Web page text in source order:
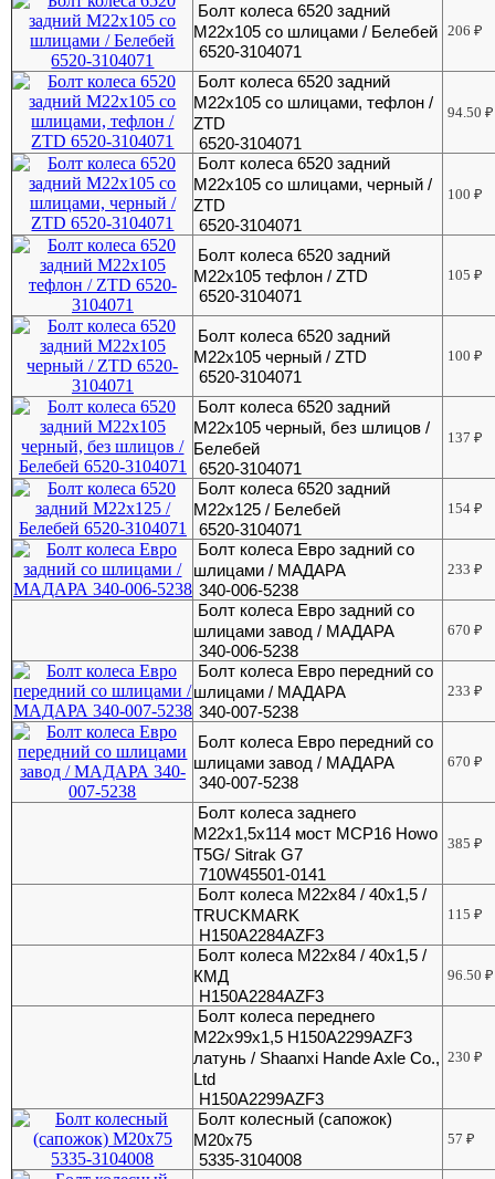
Болт колеса 6520 задний
М22х105 со шлицами / Белебей
6520-3104071
206₽
Болт колеса 6520 задний
М22х105 со шлицами, тефлон /
ZTD
6520-3104071
94.50₽
Болт колеса 6520 задний
М22х105 со шлицами, черный /
ZTD
6520-3104071
100₽
Болт колеса 6520 задний
М22х105 тефлон / ZTD
6520-3104071
105₽
Болт колеса 6520 задний
М22х105 черный / ZTD
6520-3104071
100₽
Болт колеса 6520 задний
М22х105 черный, без шлицов /
Белебей
6520-3104071
137₽
Болт колеса 6520 задний
М22х125 / Белебей
6520-3104071
154₽
Болт колеса Евро задний со
шлицами / МАДАРА
340-006-5238
233₽
Болт колеса Евро задний со
шлицами завод / МАДАРА
340-006-5238
670₽
Болт колеса Евро передний со
шлицами / МАДАРА
340-007-5238
233₽
Болт колеса Евро передний со
шлицами завод / МАДАРА
340-007-5238
670₽
Болт колеса заднего
М22х1,5х114 мост MCP16 Howo
T5G/ Sitrak G7
710W45501-0141
385₽
Болт колеса М22х84 / 40х1,5 /
TRUCKMARK
H150A2284AZF3
115₽
Болт колеса М22х84 / 40х1,5 /
КМД
H150A2284AZF3
96.50₽
Болт колеса переднего
М22х99х1,5 H150A2299AZF3
латунь / Shaanxi Hande Axle Co.,
Ltd
H150A2299AZF3
230₽
Болт колесный (сапожок)
М20х75
5335-3104008
57₽